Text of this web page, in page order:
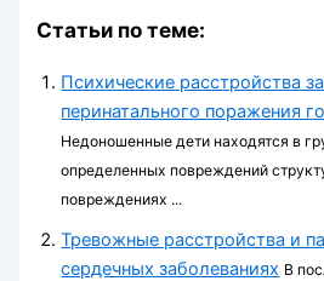
Статьи по теме:
Психические расстройства
перинатального поражения
Недоношенные дети находятся в
определенных повреждений
повреждениях ...
Тревожные расстройства и
сердечных заболеваниях В